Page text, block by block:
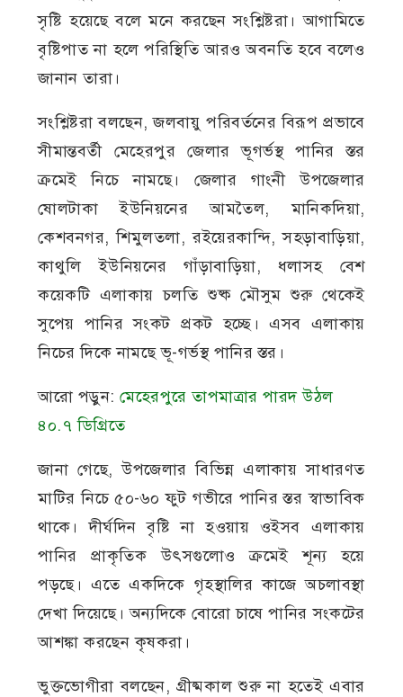
সৃষ্টি হয়েছে বলে মনে করছেন সংশ্লিষ্টরা। আগামিতে
বৃষ্টিপাত না হলে পরিস্থিতি আরও অবনতি হবে বলেও
জানান তারা।
সংশ্লিষ্টরা বলছেন, জলবায়ু পরিবর্তনের বিরূপ প্রভাবে
সীমান্তবর্তী মেহেরপুর জেলার ভূগর্ভস্থ পানির স্তর
ক্রমেই নিচে নামছে। জেলার গাংনী উপজেলার
ষোলটাকা ইউনিয়নের আমতৈল, মানিকদিয়া,
কেশবনগর, শিমুলতলা, রইয়েরকান্দি, সহড়াবাড়িয়া,
কাথুলি ইউনিয়নের গাঁড়াবাড়িয়া, ধলাসহ বেশ
কয়েকটি এলাকায় চলতি শুষ্ক মৌসুম শুরু থেকেই
সুপেয় পানির সংকট প্রকট হচ্ছে। এসব এলাকায়
নিচের দিকে নামছে ভূ-গর্ভস্থ পানির স্তর।
আরো পড়ুন:মেহেরপুরে তাপমাত্রার পারদ উঠল
৪০.৭ ডিগ্রিতে
জানা গেছে, উপজেলার বিভিন্ন এলাকায় সাধারণত
মাটির নিচে ৫০-৬০ ফুট গভীরে পানির স্তর স্বাভাবিক
থাকে। দীর্ঘদিন বৃষ্টি না হওয়ায় ওইসব এলাকায়
পানির প্রাকৃতিক উৎসগুলোও ক্রমেই শূন্য হয়ে
পড়ছে। এতে একদিকে গৃহস্থালির কাজে অচলাবস্থা
দেখা দিয়েছে। অন্যদিকে বোরো চাষে পানির সংকটের
আশঙ্কা করছেন কৃষকরা।
ভুক্তভোগীরা বলছেন, গ্রীষ্মকাল শুরু না হতেই এবার